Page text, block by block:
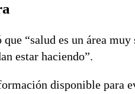
que “salud es un área
estar haciendo”.
disponible para